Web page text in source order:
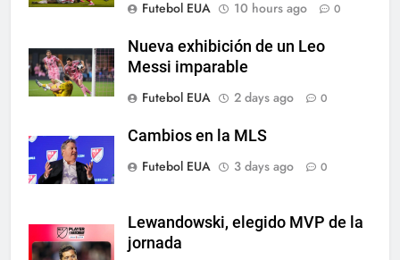
Futebol EUA
10 hours ago 0
Nueva exhibición de un Leo
Messi imparable
Futebol EUA
2 days ago 0
Cambios en la MLS
Futebol EUA
3 days ago 0
Lewandowski, elegido MVP de la
jornada
é conhecida
SPORTS
7
Exibição: duas assistências de
Leo Messi e hat-trick de Luis
SPORTS
Austin dispensa sua equipe
espanhola